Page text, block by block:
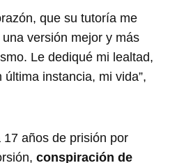
que su tutoría me
versión mejor y más
Le dediqué mi lealtad,
última instancia, mi vida”,
años de prisión por
conspiración de